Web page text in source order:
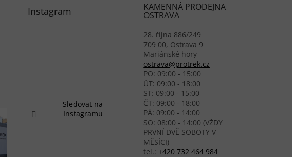
Instagram
Sledovat na
Instagramu
KAMENNÁ PRODEJNA
OSTRAVA
28. října 886/249
709 00, Ostrava 9
Mariánské hory
ostrava@protrek.cz
PO: 09:00 - 15:00
ÚT: 09:00 - 18:00
ST: 09:00 - 15:00
ČT: 09:00 - 18:00
PÁ: 09:00 - 14:00
SO: 08:00 - 14:00 (VŽDY
PRVNÍ DVĚ SOBOTY V
MĚSÍCI)
tel.:+420 732 464 984